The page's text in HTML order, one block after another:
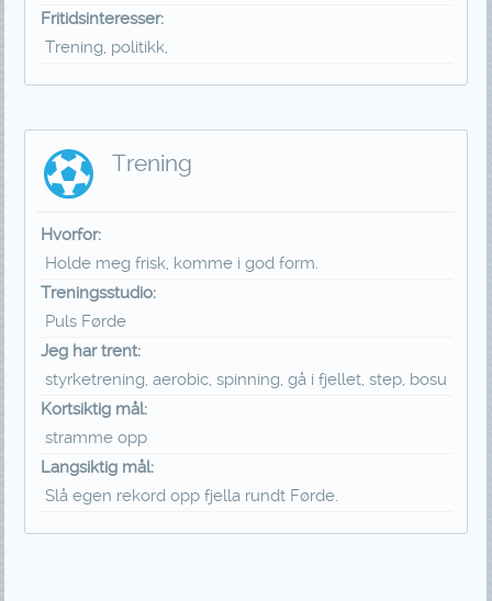
Fritidsinteresser:
Trening, politikk,
Trening
Hvorfor:
Holde meg frisk, komme i god form.
Treningsstudio:
Puls Førde
Jeg har trent:
styrketrening, aerobic, spinning, gå i fjellet, step, bosu
Kortsiktig mål:
stramme opp
Langsiktig mål:
Slå egen rekord opp fjella rundt Førde.